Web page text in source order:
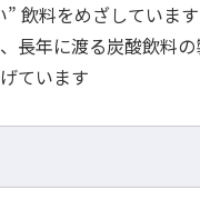
飲料をめざしています
長年に渡る炭酸飲料
ています